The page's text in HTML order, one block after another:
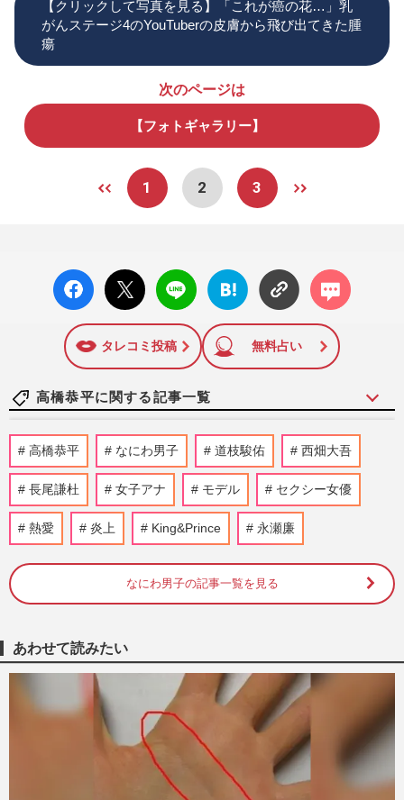
【クリックして写真を見る】「これが癌の花…」乳
がんステージ4のYouTuberの皮膚から飛び出てきた腫
瘍
次のページは
【フォトギャラリー】
1 2 3
facebo
ok い
X ポス
ト
LINE
はてな
ブック
に追加
コメン
ト
タレコミ投稿 無料占い
高橋恭平に関する記事一覧
高橋恭平、なにわ男子では「キラキラした
6人の中にひとりだけ、いびつな存在がい
る」自分の立ち位置を語る
週刊女性2025年11月11日・18日号 2025/10/31
今週発売『週刊女性』11/11・18合併号の
表紙と中身はコチラ！
週刊女性本誌からのお知らせ 2025/10/28
なにわ男子「宇宙に行きましょう!」“7月
28日”公演を徹底リポート!メンバー念願の
フライングパフォーマン…
週刊女性2025年8月19日・26日号
ジャニーズ時代はありえなかった！他事務
所イケメンと共演NGが解禁で実現した
「令和のイケメンパラダイス」
高橋恭平 なにわ男子 道枝駿佑 西畑大吾
長尾謙杜 女子アナ モデル セクシー女優
熱愛 炎上 King&Prince 永瀬廉
なにわ男子の記事一覧を見る
あわせて読みたい